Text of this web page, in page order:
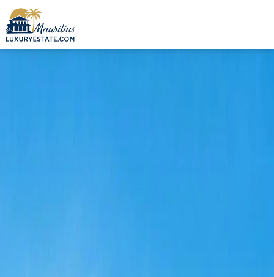
Verkauf Villa Beau Champ 2.700.000 € | MZIMC048